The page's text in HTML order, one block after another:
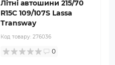
Літні автошини 215/70
R15C 109/107S Lassa
Transway
Код товару: 276036
0